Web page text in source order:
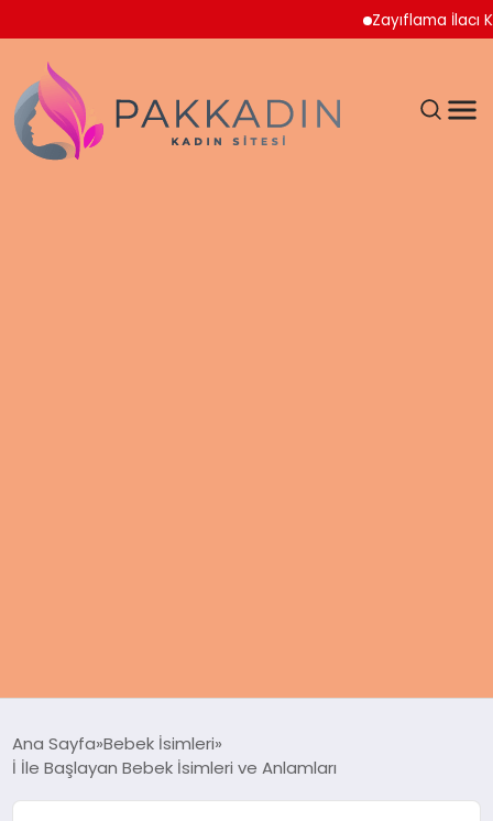
Zayıflama İlacı
KADIN
Ana Sayfa Bebek İsimleri
İ İle Başlayan Bebek İsimleri ve Anlamları